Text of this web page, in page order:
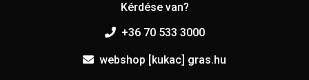
Kérdése van?
+36 70 533 3000
webshop [kukac] gras.hu